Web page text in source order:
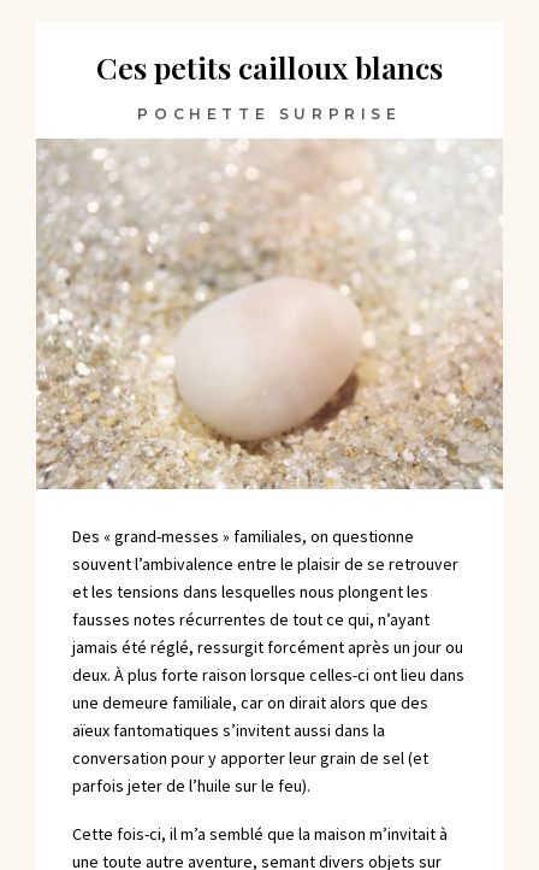
Ces petits cailloux blancs
POCHETTE SURPRISE
Des « grand-messes » familiales, on questionne
souvent l’ambivalence entre le plaisir de se retrouver
et les tensions dans lesquelles nous plongent les
fausses notes récurrentes de tout ce qui, n’ayant
jamais été réglé, ressurgit forcément après un jour ou
deux. À plus forte raison lorsque celles-ci ont lieu dans
une demeure familiale, car on dirait alors que des
aïeux fantomatiques s’invitent aussi dans la
conversation pour y apporter leur grain de sel (et
parfois jeter de l’huile sur le feu).
Cette fois-ci, il m’a semblé que la maison m’invitait à
une toute autre aventure, semant divers objets sur